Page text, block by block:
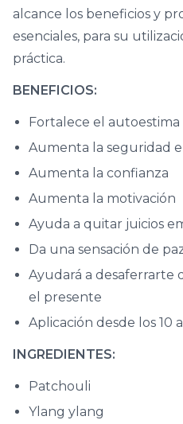
alcance los beneficios y
esenciales, para su
práctica.
BENEFICIOS:
Fortalece el autoestima
Aumenta la seguridad
Aumenta la confianza
Aumenta la motivación
Ayuda a quitar juicios
Da una sensación de
Ayudará a desaferrarte
el presente
Aplicación desde los 10
INGREDIENTES:
Patchouli
Ylang ylang